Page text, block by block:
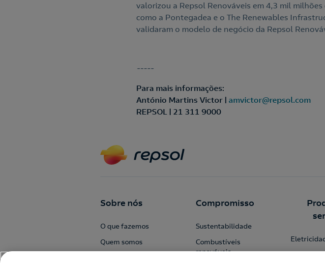
valorizou a Repsol Renováveis em 4,3 mil
como a Pontegadea e o The Renewables
validaram o modelo de negócio da Repsol
-----
Para mais informações:
António Martins Victor |amvictor@repsol.com
REPSOL | 21 311 9000
Sobre nós
O que fazemos
Quem somos
Compromisso
Sustentabilidade
Combustíveis
renováveis